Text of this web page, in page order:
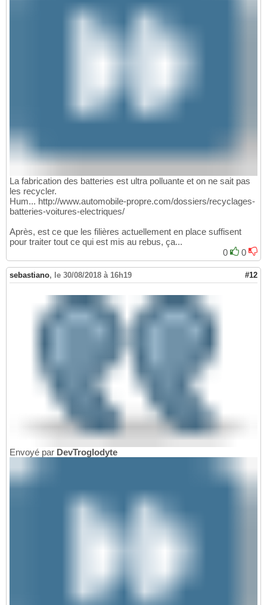
La fabrication des batteries est ultra polluante et on ne sait pas
les recycler.
Hum... http://www.automobile-propre.com/dossiers/recyclages-
batteries-voitures-electriques/
Après, est ce que les filières actuellement en place suffisent
pour traiter tout ce qui est mis au rebus, ça...
0
0
sebastiano, le 30/08/2018 à 16h19 #12
Envoyé par DevTroglodyte